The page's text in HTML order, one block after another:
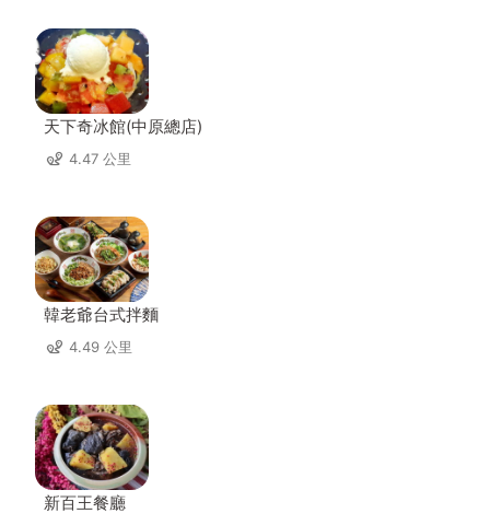
天下奇冰館(中原總店)
4.47 公里
韓老爺台式拌麵
4.49 公里
新百王餐廳